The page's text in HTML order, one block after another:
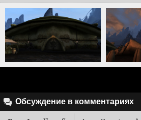
Обсуждение в комментариях